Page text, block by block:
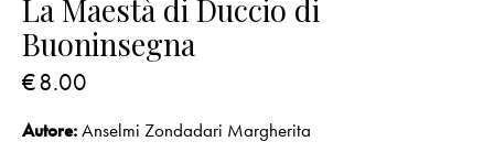
La Maestà di Duccio di
Buoninsegna
€8.00
Autore:Anselmi Zondadari Margherita